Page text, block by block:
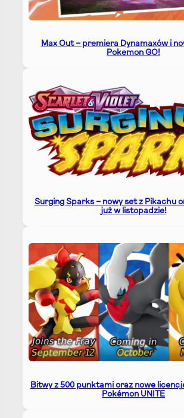
Max Out – premiera Dynamaxów i
Pokemon GO!
Surging Sparks – nowy set z Pikachu
już w listopadzie!
Bitwy z 500 punktami oraz nowe
Pokémon UNITE